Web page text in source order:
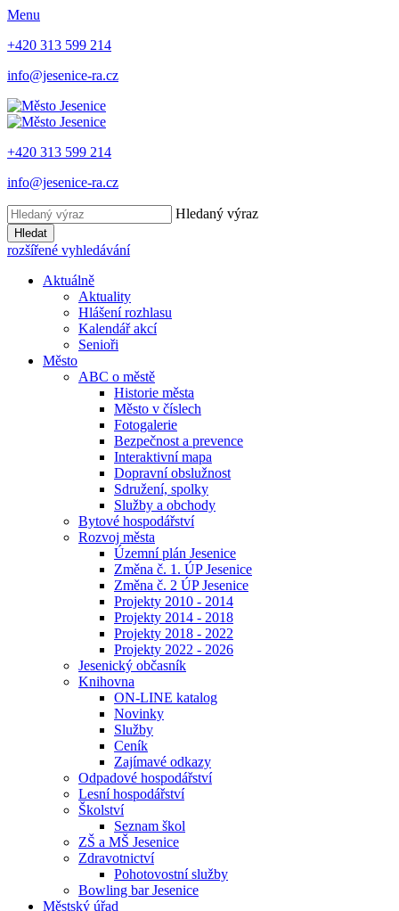
Menu
+420 313 599 214
info@jesenice-ra.cz
+420 313 599 214
info@jesenice-ra.cz
Hledaný výraz
Hledat
rozšířené vyhledávání
Aktuálně
Aktuality
Hlášení rozhlasu
Kalendář akcí
Senioři
Město
ABC o městě
Historie města
Město v číslech
Fotogalerie
Bezpečnost a prevence
Interaktivní mapa
Dopravní obslužnost
Sdružení, spolky
Služby a obchody
Bytové hospodářství
Rozvoj města
Územní plán Jesenice
Změna č. 1. ÚP Jesenice
Změna č. 2 ÚP Jesenice
Projekty 2010 - 2014
Projekty 2014 - 2018
Projekty 2018 - 2022
Projekty 2022 - 2026
Jesenický občasník
Knihovna
ON-LINE katalog
Novinky
Služby
Ceník
Zajímavé odkazy
Odpadové hospodářství
Lesní hospodářství
Školství
Seznam škol
ZŠ a MŠ Jesenice
Zdravotnictví
Pohotovostní služby
Bowling bar Jesenice
Městský úřad